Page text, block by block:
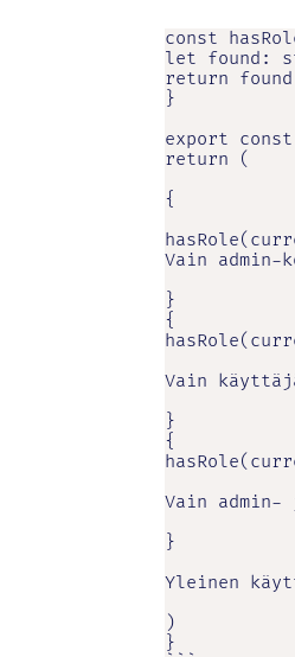
const
let found:
return
}
export
return (
{
Vain admin-
}
{
Vain
}
{
Vain admin-
}
Yleinen
)
}